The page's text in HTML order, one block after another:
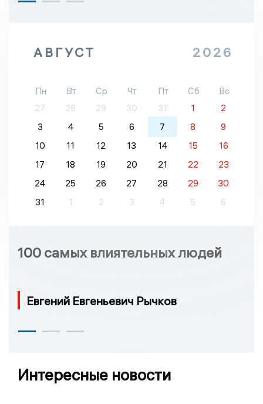
АВГУСТ 2026
Пн Вт Ср Чт Пт Сб
Вс
27
28 29 30 31 1
2
3
4 5 6 7 8
9
10
11 12 13 14 15
16
17
18 19 20 21 22
23
24
25 26 27 28 29
30
31
1 2 3 4 5 6
100 самых влиятельных людей
Евгений Евгеньевич Рычков
Интересные новости